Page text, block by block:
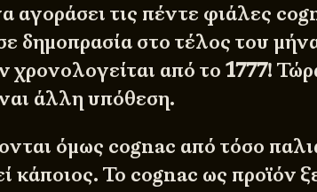
αγοράσει τις πέντε φιάλες
δημοπρασία στο τέλος του
χρονολογείται από το1777!
άλλη υπόθεση.
όμως cognac από τόσο
κάποιος. Το cognac ως προϊόν